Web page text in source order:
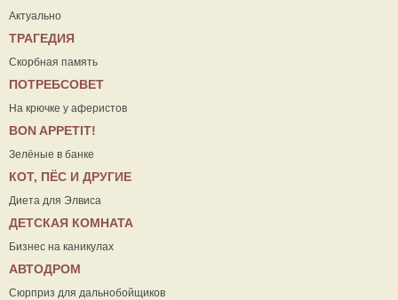
Актуально
ТРАГЕДИЯ
Скорбная память
ПОТРЕБСОВЕТ
На крючке у аферистов
ВON APPETIT!
Зелёные в банке
КОТ, ПЁС И ДРУГИЕ
Диета для Элвиса
ДЕТСКАЯ КОМНАТА
Бизнес на каникулах
АВТОДРОМ
Сюрприз для дальнобойщиков